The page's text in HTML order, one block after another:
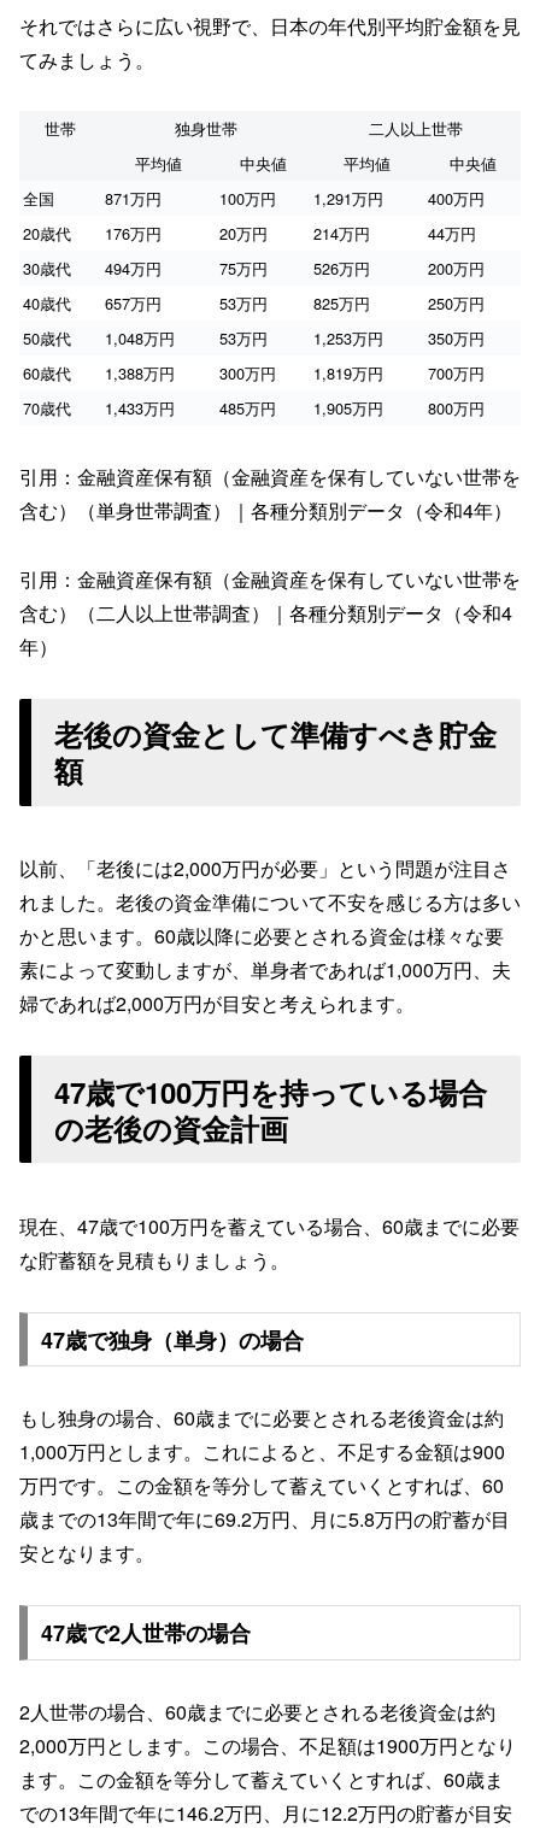
それではさらに広い視野で、日本の年代別平均貯金額を見
てみましょう。
世帯 独身世帯
二人以上世帯
平均値
中央値 平均値
中央値
全国
871万円 100万円 1,291万円
400万円
20歳代
176万円 20万円 214万円
44万円
30歳代
494万円 75万円 526万円
200万円
40歳代
657万円 53万円 825万円
250万円
50歳代
1,048万円 53万円 1,253万円
350万円
60歳代
1,388万円 300万円 1,819万円
700万円
70歳代
1,433万円 485万円 1,905万円 800万円
引用：金融資産保有額（金融資産を保有していない世帯を
含む）（単身世帯調査）｜各種分類別データ（令和4年）
引用：金融資産保有額（金融資産を保有していない世帯を
含む）（二人以上世帯調査）｜各種分類別データ（令和4
年）
老後の資金として準備すべき貯金
額
以前、「老後には2,000万円が必要」という問題が注目さ
れました。老後の資金準備について不安を感じる方は多い
かと思います。60歳以降に必要とされる資金は様々な要
素によって変動しますが、単身者であれば1,000万円、夫
婦であれば2,000万円が目安と考えられます。
47歳で100万円を持っている場合
の老後の資金計画
現在、47歳で100万円を蓄えている場合、60歳までに必要
な貯蓄額を見積もりましょう。
47歳で独身（単身）の場合
もし独身の場合、60歳までに必要とされる老後資金は約
1,000万円とします。これによると、不足する金額は900
万円です。この金額を等分して蓄えていくとすれば、60
歳までの13年間で年に69.2万円、月に5.8万円の貯蓄が目
安となります。
47歳で2人世帯の場合
2人世帯の場合、60歳までに必要とされる老後資金は約
2,000万円とします。この場合、不足額は1900万円となり
ます。この金額を等分して蓄えていくとすれば、60歳ま
での13年間で年に146.2万円、月に12.2万円の貯蓄が目安